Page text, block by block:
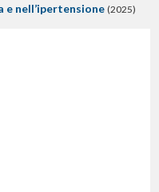
e nell’ipertensione (2025)